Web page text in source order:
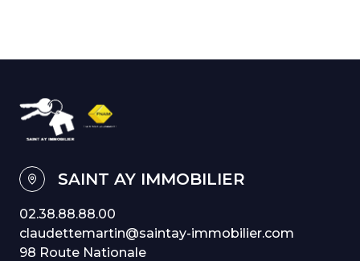
SAINT AY IMMOBILIER
02.38.88.88.00
claudettemartin@saintay-immobilier.com
98 Route Nationale